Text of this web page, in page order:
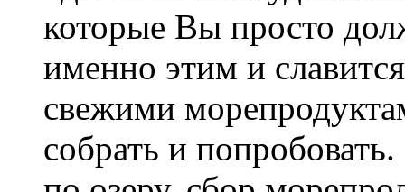
которые Вы просто
именно этим и
свежими
собрать и